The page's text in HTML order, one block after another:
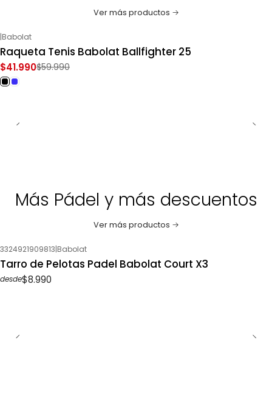
Ver más productos
-30%OFF
|Babolat
Raqueta Tenis Babolat Ballfighter 25
$41.990$59.990
Más Pádel y más descuentos
Ver más productos
3324921909813|Babolat
Tarro de Pelotas Padel Babolat Court X3
desde$8.990